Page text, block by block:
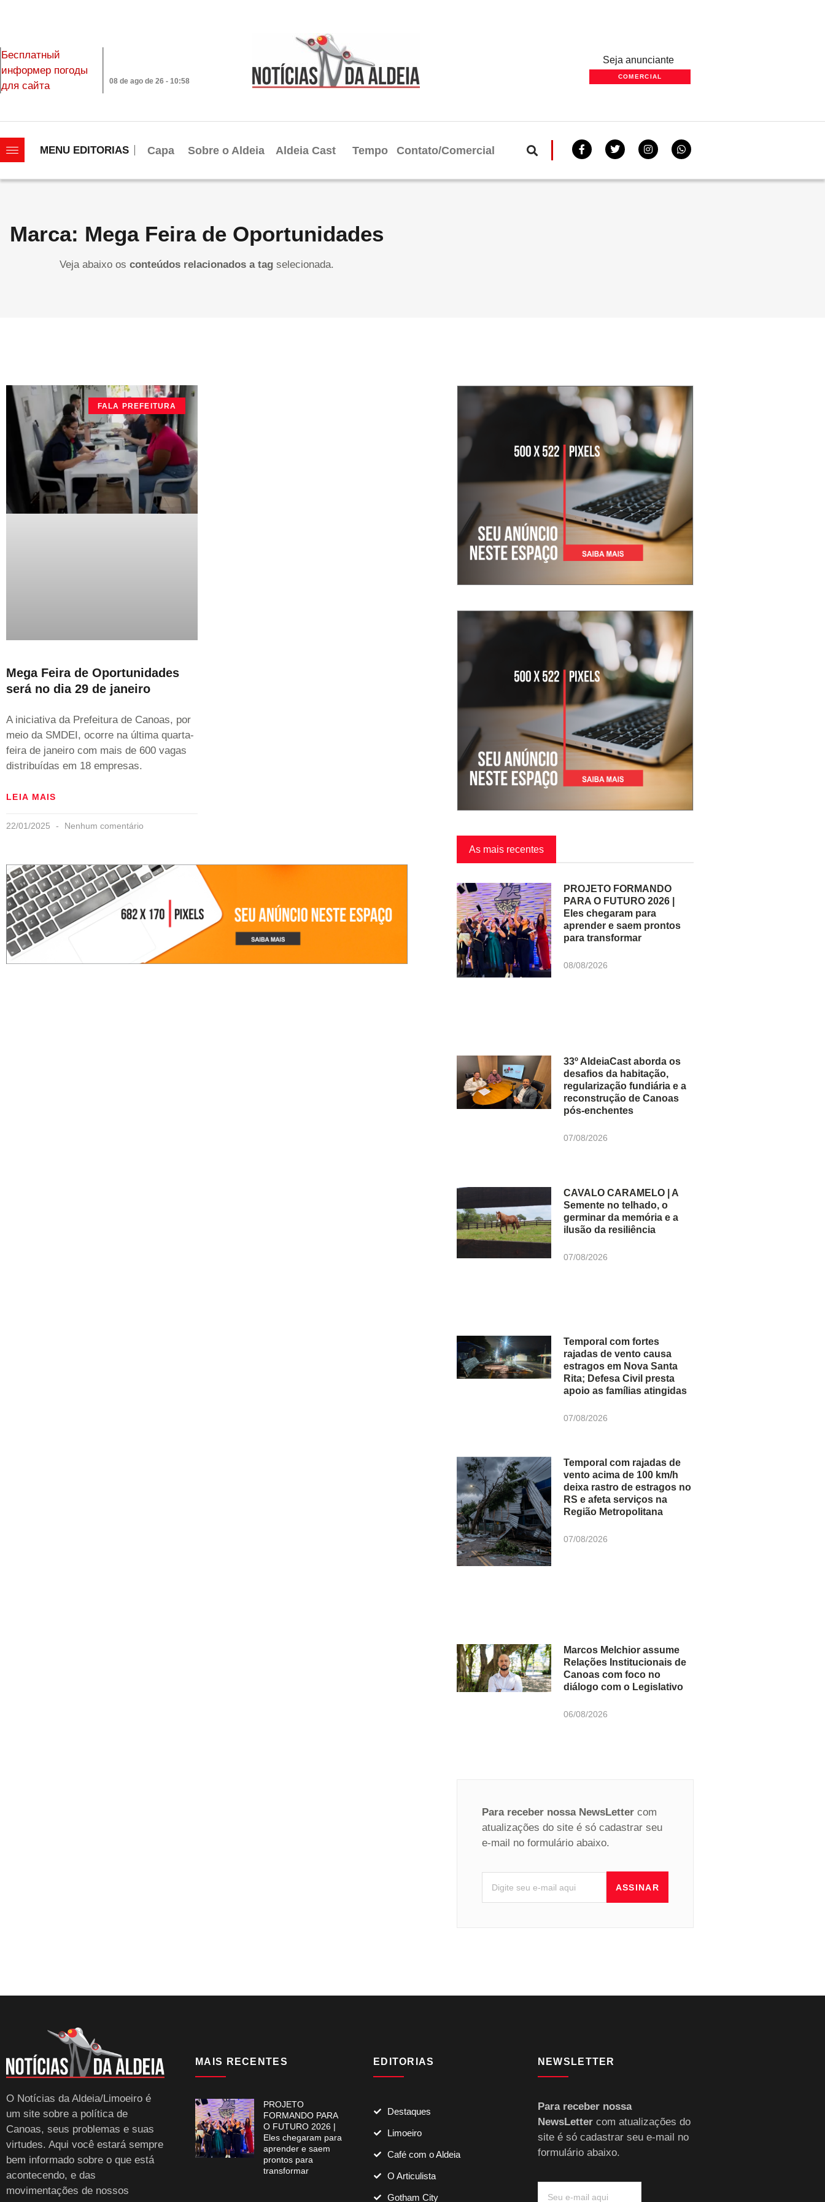
Бесплатный
информер погоды
для сайта
08 de ago de 26 - 10:58
Seja anunciante
COMERCIAL
MENU EDITORIAS Capa Sobre o Aldeia Aldeia Cast Tempo Contato/Comercial
Marca: Mega Feira de Oportunidades
Veja abaixo os conteúdos relacionados a tagselecionada.
FALA PREFEITURA
Mega Feira de Oportunidades
será no dia 29 de janeiro
A iniciativa da Prefeitura de Canoas, por
meio da SMDEI, ocorre na última quarta-
feira de janeiro com mais de 600 vagas
distribuídas em 18 empresas.
LEIA MAIS
22/01/2025 Nenhum comentário
As mais recentes
PROJETO FORMANDO
PARA O FUTURO 2026 |
Eles chegaram para
aprender e saem prontos
para transformar
08/08/2026
33º AldeiaCast aborda os
desafios da habitação,
regularização fundiária e a
reconstrução de Canoas
pós-enchentes
07/08/2026
CAVALO CARAMELO | A
Semente no telhado, o
germinar da memória e a
ilusão da resiliência
07/08/2026
Temporal com fortes
rajadas de vento causa
estragos em Nova Santa
Rita; Defesa Civil presta
apoio as famílias atingidas
07/08/2026
Temporal com rajadas de
vento acima de 100 km/h
deixa rastro de estragos no
RS e afeta serviços na
Região Metropolitana
07/08/2026
Marcos Melchior assume
Relações Institucionais de
Canoas com foco no
diálogo com o Legislativo
06/08/2026
Para receber nossa NewsLetter com
atualizações do site é só cadastrar seu
e-mail no formulário abaixo.
ASSINAR
O Notícias da Aldeia/Limoeiro é
um site sobre a política de
Canoas, seus problemas e suas
virtudes. Aqui você estará sempre
bem informado sobre o que está
acontecendo, e das
movimentações de nossos
MAIS RECENTES
PROJETO
FORMANDO PARA
O FUTURO 2026 |
Eles chegaram para
aprender e saem
prontos para
transformar
EDITORIAS
Destaques
Limoeiro
Café com o Aldeia
O Articulista
Gotham City
NEWSLETTER
Para receber nossa
NewsLettercom atualizações do
site é só cadastrar seu e-mail no
formulário abaixo.